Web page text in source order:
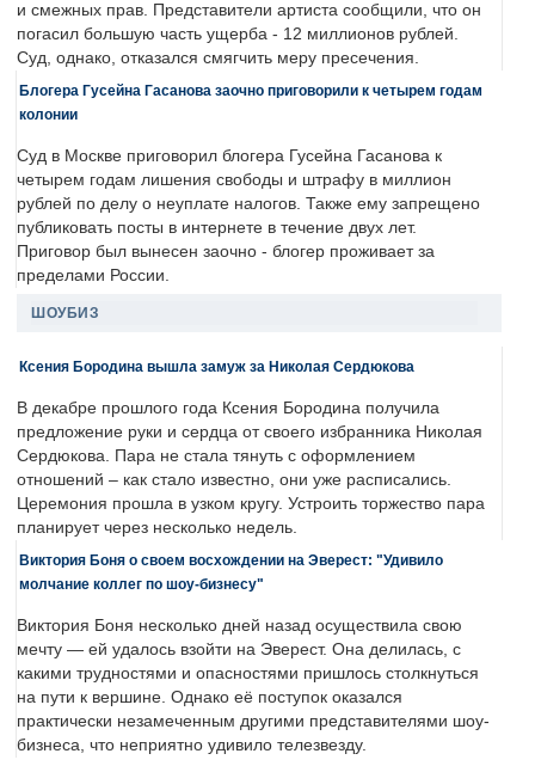
и смежных прав. Представители артиста сообщили, что он
погасил большую часть ущерба - 12 миллионов рублей.
Суд, однако, отказался смягчить меру пресечения.
Блогера Гусейна Гасанова заочно приговорили к четырем годам
колонии
Суд в Москве приговорил блогера Гусейна Гасанова к
четырем годам лишения свободы и штрафу в миллион
рублей по делу о неуплате налогов. Также ему запрещено
публиковать посты в интернете в течение двух лет.
Приговор был вынесен заочно - блогер проживает за
пределами России.
ШОУБИЗ
Ксения Бородина вышла замуж за Николая Сердюкова
В декабре прошлого года Ксения Бородина получила
предложение руки и сердца от своего избранника Николая
Сердюкова. Пара не стала тянуть с оформлением
отношений – как стало известно, они уже расписались.
Церемония прошла в узком кругу. Устроить торжество пара
планирует через несколько недель.
Виктория Боня о своем восхождении на Эверест: "Удивило
молчание коллег по шоу-бизнесу"
Виктория Боня несколько дней назад осуществила свою
мечту — ей удалось взойти на Эверест. Она делилась, с
какими трудностями и опасностями пришлось столкнуться
на пути к вершине. Однако её поступок оказался
практически незамеченным другими представителями шоу-
бизнеса, что неприятно удивило телезвезду.